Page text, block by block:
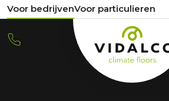
Voor bedrijvenVoor particulieren